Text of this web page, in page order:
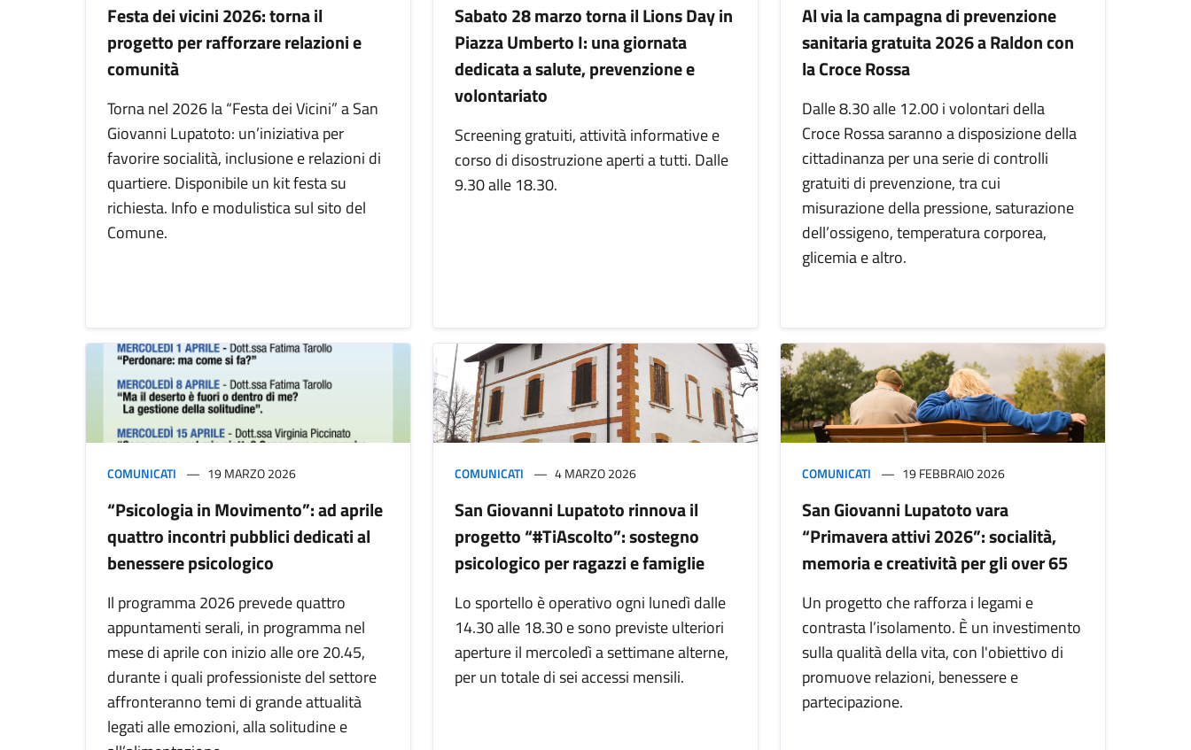
Festa dei vicini 2026: torna il
progetto per rafforzare relazioni e
comunità
Torna nel 2026 la “Festa dei Vicini” a San
Giovanni Lupatoto: un’iniziativa per
favorire socialità, inclusione e relazioni di
quartiere. Disponibile un kit festa su
richiesta. Info e modulistica sul sito del
Comune.
Sabato 28 marzo torna il Lions Day in
Piazza Umberto I: una giornata
dedicata a salute, prevenzione e
volontariato
Screening gratuiti, attività informative e
corso di disostruzione aperti a tutti. Dalle
9.30 alle 18.30.
Al via la campagna di prevenzione
sanitaria gratuita 2026 a Raldon con
la Croce Rossa
Dalle 8.30 alle 12.00 i volontari della
Croce Rossa saranno a disposizione della
cittadinanza per una serie di controlli
gratuiti di prevenzione, tra cui
misurazione della pressione, saturazione
dell’ossigeno, temperatura corporea,
glicemia e altro.
COMUNICATI 19 MARZO 2026
“Psicologia in Movimento”: ad aprile
quattro incontri pubblici dedicati al
benessere psicologico
Il programma 2026 prevede quattro
appuntamenti serali, in programma nel
mese di aprile con inizio alle ore 20.45,
durante i quali professioniste del settore
affronteranno temi di grande attualità
legati alle emozioni, alla solitudine e
COMUNICATI 4 MARZO 2026
San Giovanni Lupatoto rinnova il
progetto “#TiAscolto”: sostegno
psicologico per ragazzi e famiglie
Lo sportello è operativo ogni lunedì dalle
14.30 alle 18.30 e sono previste ulteriori
aperture il mercoledì a settimane alterne,
per un totale di sei accessi mensili.
COMUNICATI 19 FEBBRAIO 2026
San Giovanni Lupatoto vara
“Primavera attivi 2026”: socialità,
memoria e creatività per gli over 65
Un progetto che rafforza i legami e
contrasta l’isolamento. È un investimento
sulla qualità della vita, con l'obiettivo di
promuove relazioni, benessere e
partecipazione.